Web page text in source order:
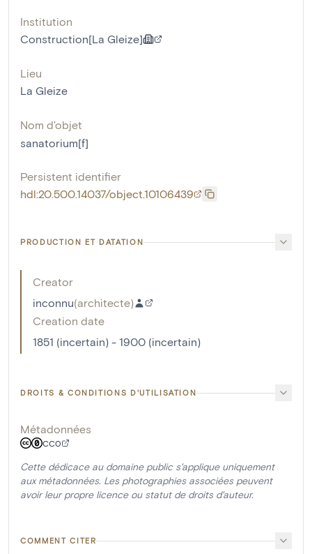
Institution
Construction[La Gleize]
Lieu
La Gleize
Nom d'objet
sanatorium[f]
Persistent identifier
hdl:20.500.14037/object.10106439
PRODUCTION ET DATATION
Creator
inconnu(architecte)
Creation date
1851 (incertain) - 1900 (incertain)
DROITS & CONDITIONS D'UTILISATION
Métadonnées
CC0
Cette dédicace au domaine public s'applique uniquement
aux métadonnées. Les photographies associées peuvent
avoir leur propre licence ou statut de droits d'auteur.
COMMENT CITER